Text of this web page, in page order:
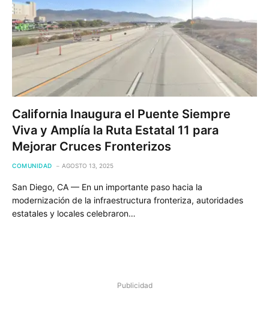
California Inaugura el Puente Siempre
Viva y Amplía la Ruta Estatal 11 para
Mejorar Cruces Fronterizos
COMUNIDAD AGOSTO 13, 2025
San Diego, CA — En un importante paso hacia la
modernización de la infraestructura fronteriza, autoridades
estatales y locales celebraron…
Publicidad